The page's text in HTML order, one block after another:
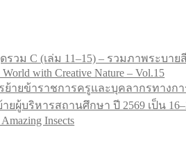
วม C (เล่ม 11–15) – รวมภาพระบา
with Creative Nature – Vol.15
ายข้าราชการครูและบุคลากรทางก
ยผู้บริหารสถานศึกษา ปี 2569 เป็น
Insects